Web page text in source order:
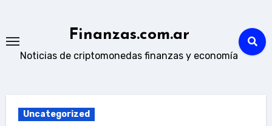
content
Finanzas.com.ar
Noticias de criptomonedas finanzas y economía
Uncategorized